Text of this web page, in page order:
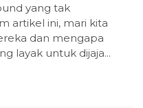
yang tak
artikel ini, mari kita
dan mengapa
layak untuk dijaja...